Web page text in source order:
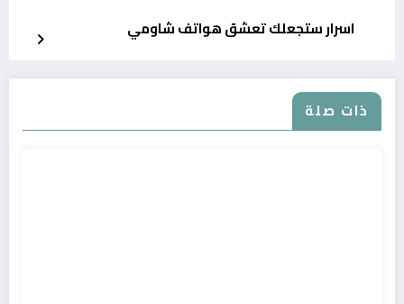
اسرار ستجعلك تعشق هواتف شاومي
ذات صلة